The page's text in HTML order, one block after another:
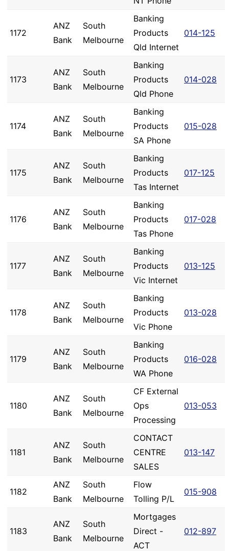
1172
ANZ
Bank
South
Melbourne
Banking
Products
Qld Internet
014-125
1173
ANZ
Bank
South
Melbourne
Banking
Products
Qld Phone
014-028
1174
ANZ
Bank
South
Melbourne
Banking
Products
SA Phone
015-028
1175
ANZ
Bank
South
Melbourne
Banking
Products
Tas Internet
017-125
1176
ANZ
Bank
South
Melbourne
Banking
Products
Tas Phone
017-028
1177
ANZ
Bank
South
Melbourne
Banking
Products
Vic Internet
013-125
1178
ANZ
Bank
South
Melbourne
Banking
Products
Vic Phone
013-028
1179
ANZ
Bank
South
Melbourne
Banking
Products
WA Phone
016-028
1180
ANZ
Bank
South
Melbourne
CF External
Ops
Processing
013-053
1181
ANZ
Bank
South
Melbourne
CONTACT
CENTRE
SALES
013-147
1182
ANZ
Bank
South
Melbourne
Flow
Tolling P/L
015-908
1183
ANZ
Bank
South
Melbourne
Mortgages
Direct -
ACT
012-897